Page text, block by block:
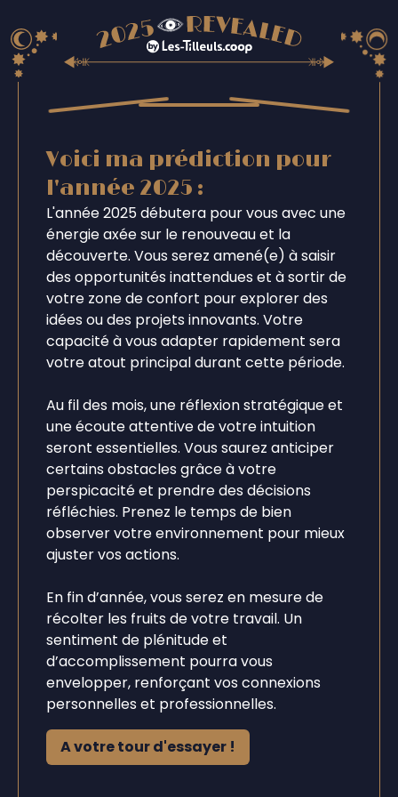
Voici ma prédiction pour
l'année 2025 :
L'année 2025 débutera pour vous avec une
énergie axée sur le renouveau et la
découverte. Vous serez amené(e) à saisir
des opportunités inattendues et à sortir de
votre zone de confort pour explorer des
idées ou des projets innovants. Votre
capacité à vous adapter rapidement sera
votre atout principal durant cette période.
Au fil des mois, une réflexion stratégique et
une écoute attentive de votre intuition
seront essentielles. Vous saurez anticiper
certains obstacles grâce à votre
perspicacité et prendre des décisions
réfléchies. Prenez le temps de bien
observer votre environnement pour mieux
ajuster vos actions.
En fin d’année, vous serez en mesure de
récolter les fruits de votre travail. Un
sentiment de plénitude et
d’accomplissement pourra vous
envelopper, renforçant vos connexions
personnelles et professionnelles.
A votre tour d'essayer !